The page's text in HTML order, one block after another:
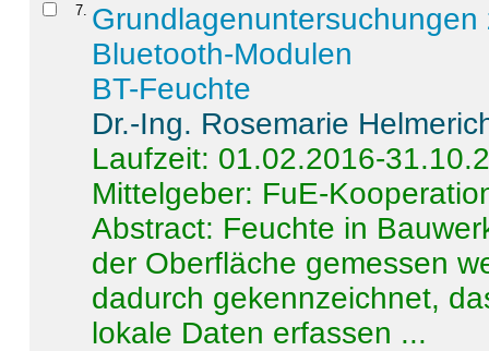
7
Bluetooth-Modulen
BT-Feuchte
Dr.-Ing. Rosemarie
Laufzeit: 01.02.2016-
Mittelgeber: FuE-
Abstract: Feuchte in
der Oberfläche gemessen
dadurch gekennzeichnet,
lokale Daten erfassen ...